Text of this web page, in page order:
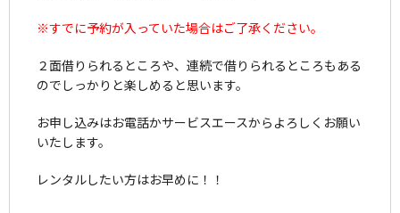
※すでに予約が入っていた場合はご了承ください。
２面借りられるところや、連続で借りられるところもある
のでしっかりと楽しめると思います。
お申し込みはお電話かサービスエースからよろしくお願い
いたします。
レンタルしたい方はお早めに！！